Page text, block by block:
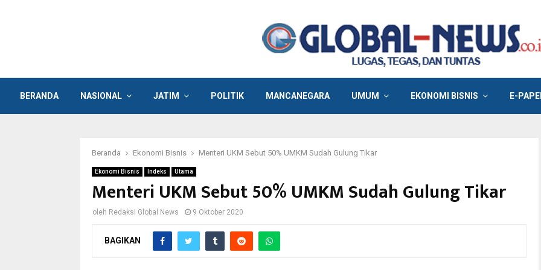
BERANDA NASIONAL JATIM POLITIK MANCANEGARA UMUM EKONOMI BISNIS E-
Beranda Ekonomi Bisnis Menteri UKM Sebut 50% UMKM Sudah Gulung Tikar
Ekonomi Bisnis Indeks Utama
Menteri UKM Sebut 50% UMKM Sudah Gulung Tikar
oleh Redaksi Global News 9 Oktober 2020
BAGIKAN